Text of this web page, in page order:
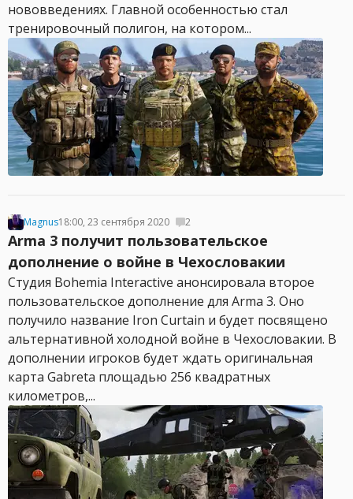
нововведениях. Главной особенностью стал
тренировочный полигон, на котором...
Magnus18:00, 23 сентября 2020 2
Arma 3 получит пользовательское
дополнение о войне в Чехословакии
Студия Bohemia Interactive анонсировала второе
пользовательское дополнение для Arma 3. Оно
получило название Iron Curtain и будет посвящено
альтернативной холодной войне в Чехословакии. В
дополнении игроков будет ждать оригинальная
карта Gabreta площадью 256 квадратных
километров,...